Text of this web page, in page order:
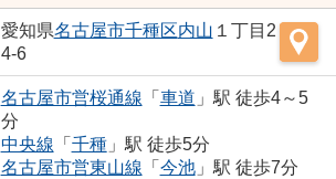
愛知県名古屋市千種区内山 １丁目2
4-6
名古屋市営桜通線 「 車道 」駅 徒歩4～5
分
中央線 「 千種」駅 徒歩5分
名古屋市営東山線 「 今池」駅 徒歩7分